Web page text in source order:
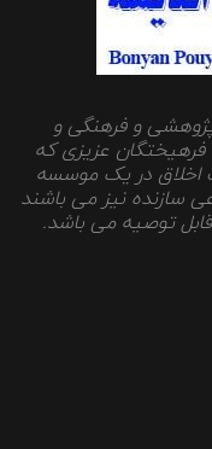
و فرهنگی و
عزیزی که
اخلاق در یک موسسه
سازنده نیز می باشند
توصیه می باشد.